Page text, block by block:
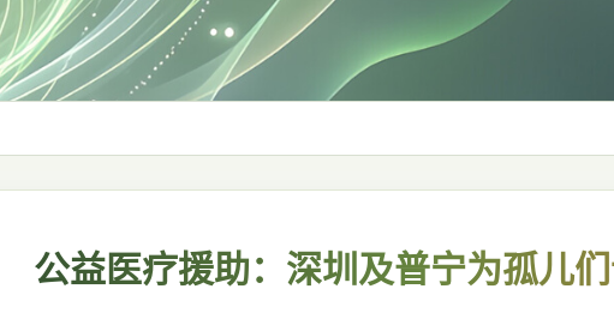
公益医疗援助：深圳及普宁为孤儿